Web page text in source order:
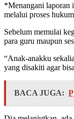
*Menangani laporan
melalui proses
Sebelum memulai
para guru maupun
“Anak-anakku
yang disakiti agar
BACA JUGA: